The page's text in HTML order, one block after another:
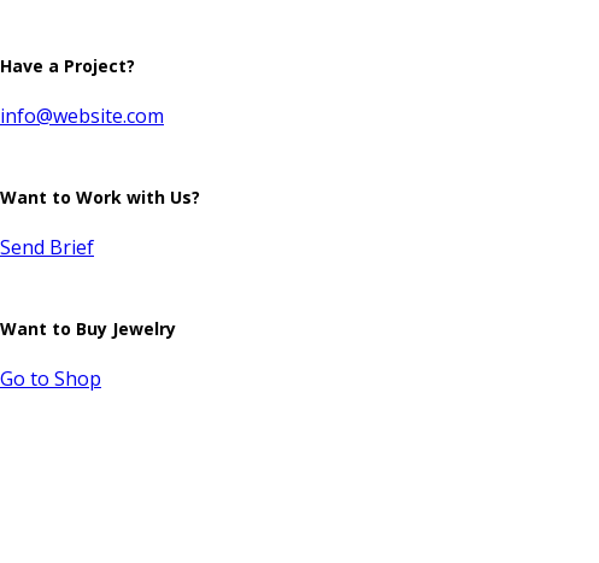
Have a Project?
info@website.com
Want to Work with Us?
Send Brief
Want to Buy Jewelry
Go to Shop